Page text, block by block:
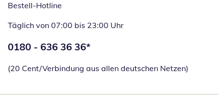
Bestell-Hotline
Täglich von 07:00 bis 23:00 Uhr
Telefonnummer:
0180 - 636 36 36*
(20 Cent/Verbindung aus allen deutschen Netzen)